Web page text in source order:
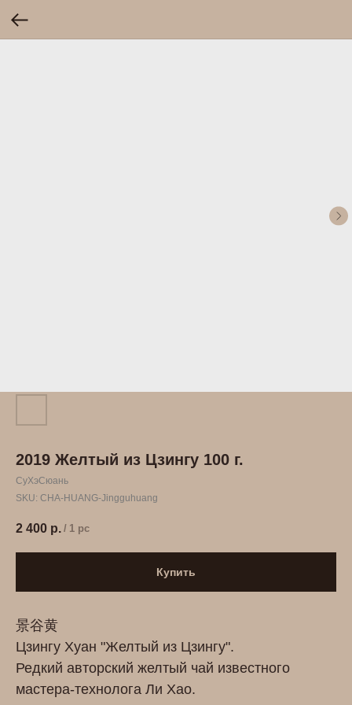
2019 Желтый из Цзингу 100 г.
СуХэСюань
SKU: CHA-HUANG-Jingguhuang
2 400 р. / 1 pc
Купить
景谷黄
Цзингу Хуан "Желтый из Цзингу".
Редкий авторский желтый чай известного
мастера-технолога Ли Хао.